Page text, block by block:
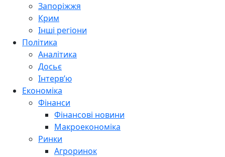
Запоріжжя
Крим
Інші регіони
Політика
Аналітика
Досьє
Інтерв’ю
Економіка
Фінанси
Фінансові новини
Макроекономіка
Ринки
Агроринок